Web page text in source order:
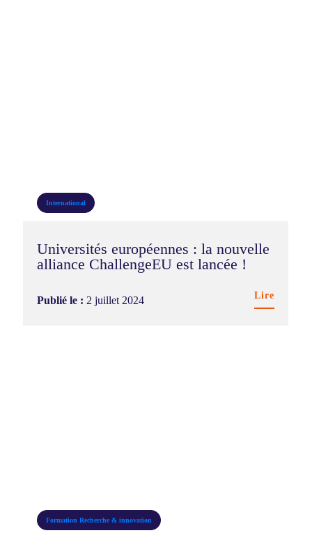
International
Universités européennes : la nouvelle
alliance ChallengeEU est lancée !
Publié le :2 juillet 2024 Lire
Formation Recherche & innovation